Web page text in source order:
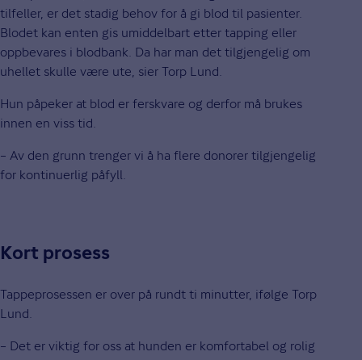
tilfeller, er det stadig behov for å gi blod til pasienter.
Blodet kan enten gis umiddelbart etter tapping eller
oppbevares i blodbank. Da har man det tilgjengelig om
uhellet skulle være ute, sier Torp Lund.
Hun påpeker at blod er ferskvare og derfor må brukes
innen en viss tid.
– Av den grunn trenger vi å ha flere donorer tilgjengelig
for kontinuerlig påfyll.
Kort prosess
Tappeprosessen er over på rundt ti minutter, ifølge Torp
Lund.
– Det er viktig for oss at hunden er komfortabel og rolig